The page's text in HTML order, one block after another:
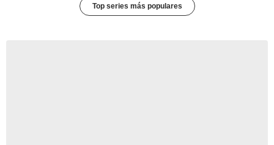
Top series más populares